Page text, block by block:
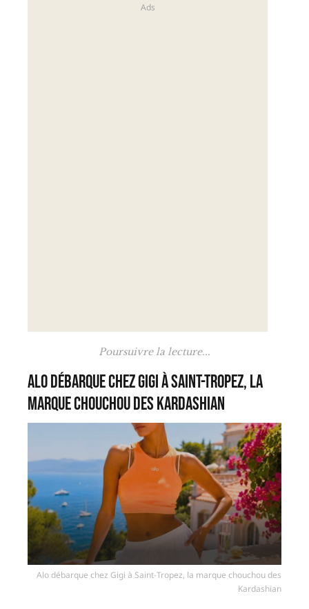
Poursuivre la lecture...
Alo débarque chez Gigi à Saint-Tropez, la
marque chouchou des Kardashian
Alo débarque chez Gigi à Saint-Tropez, la marque chouchou des
Kardashian